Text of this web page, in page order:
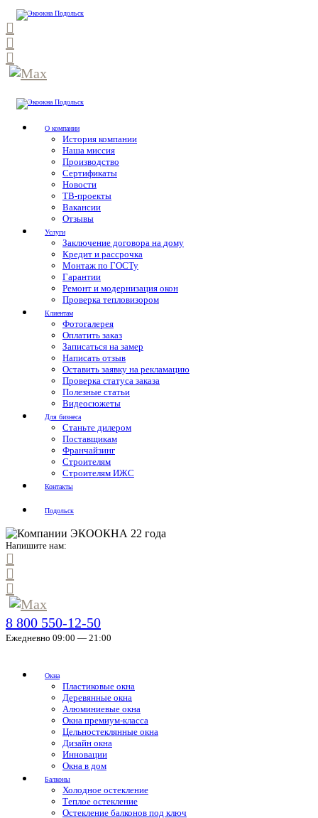
О компании
История компании
Наша миссия
Производство
Сертификаты
Новости
ТВ-проекты
Вакансии
Отзывы
Услуги
Заключение договора на дому
Кредит и рассрочка
Монтаж по ГОСТу
Гарантии
Ремонт и модернизация окон
Проверка тепловизором
Клиентам
Фотогалерея
Оплатить заказ
Записаться на замер
Написать отзыв
Оставить заявку на рекламацию
Проверка статуса заказа
Полезные статьи
Видеосюжеты
Для бизнеса
Станьте дилером
Поставщикам
Франчайзинг
Строителям
Строителям ИЖС
Контакты
Подольск
Напишите нам:
8 800 550-12-50
Ежедневно 09:00 — 21:00
Окна
Пластиковые окна
Деревянные окна
Алюминиевые окна
Окна премиум-класса
Цельностеклянные окна
Дизайн окна
Инновации
Окна в дом
Балконы
Холодное остекление
Теплое остекление
Остекление балконов под ключ